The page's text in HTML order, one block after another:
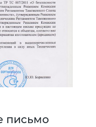
письмо